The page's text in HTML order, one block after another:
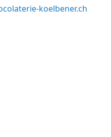
koelbener.ch